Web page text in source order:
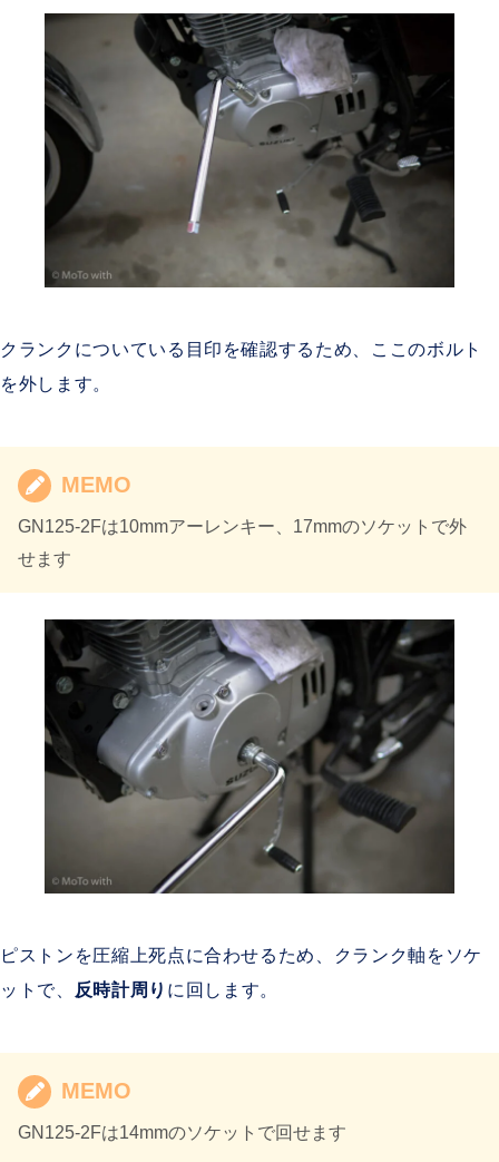
クランクについている目印を確認するため、ここのボルト
を外します。
MEMO
GN125-2Fは10mmアーレンキー、17mmのソケットで外
せます
ピストンを圧縮上死点に合わせるため、クランク軸をソケ
ットで、
反時計周り に回します。
MEMO
GN125-2Fは14mmのソケットで回せます